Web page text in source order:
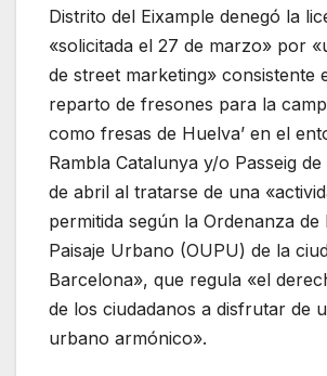
Distrito del Eixample denegó la
«solicitada el 27 de marzo» por
de street marketing» consistente
reparto de fresones para la
como fresas de Huelva’ en el
Rambla Catalunya y/o Passeig de
de abril al tratarse de una
permitida según la Ordenanza de
Paisaje Urbano (OUPU) de la
Barcelona», que regula «el
de los ciudadanos a disfrutar de
urbano armónico».